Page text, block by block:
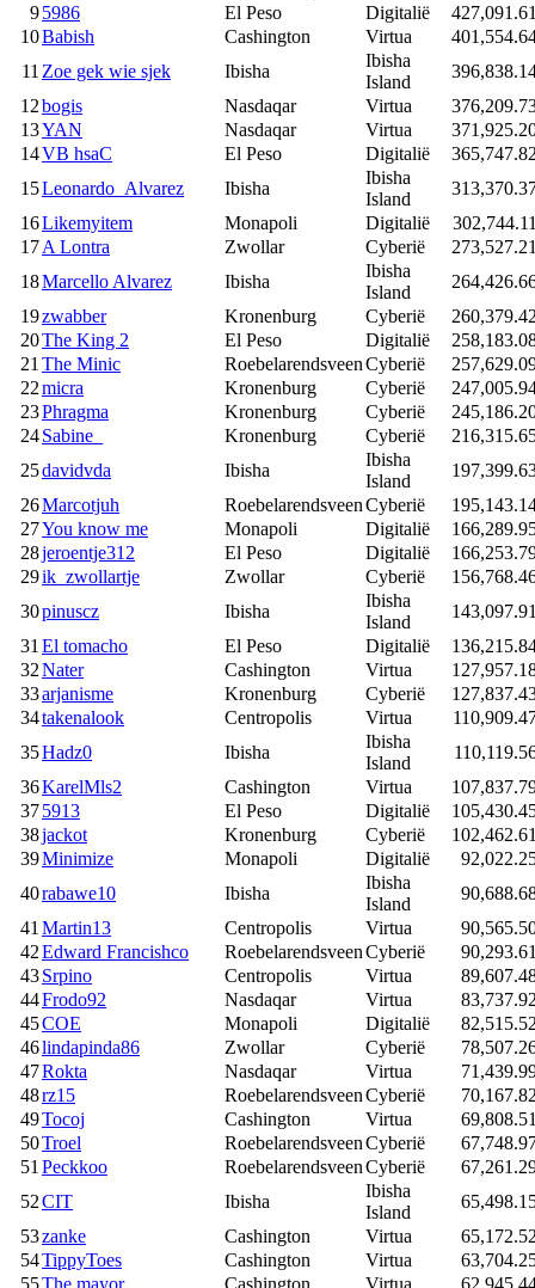
95986 El Peso Digitalië
10Babish Cashington Virtua
11 Zoe gek wie sjek Ibisha
Ibisha
Island
12bogis Nasdaqar Virtua
13YAN Nasdaqar Virtua
14VB hsaC El Peso Digitalië
15Leonardo_Alvarez Ibisha
Ibisha
Island
16Likemyitem Monapoli Digitalië
17A Lontra Zwollar Cyberië
18Marcello Alvarez Ibisha
Ibisha
Island
19zwabber Kronenburg Cyberië
20The King 2 El Peso Digitalië
21 The Minic RoebelarendsveenCyberië
22micra Kronenburg Cyberië
23Phragma Kronenburg Cyberië
24Sabine_ Kronenburg Cyberië
25davidvda Ibisha
Ibisha
Island
26Marcotjuh RoebelarendsveenCyberië
27You know me Monapoli Digitalië
28jeroentje312 El Peso Digitalië
29ik_zwollartje Zwollar Cyberië
30pinuscz Ibisha
Ibisha
Island
31 El tomacho El Peso Digitalië
32Nater Cashington Virtua
33arjanisme Kronenburg Cyberië
34takenalook Centropolis Virtua
35Hadz0 Ibisha
Ibisha
Island
36KarelMls2 Cashington Virtua
375913 El Peso Digitalië
38jackot Kronenburg Cyberië
39Minimize Monapoli Digitalië
40rabawe10 Ibisha
Ibisha
Island
41 Martin13 Centropolis Virtua
42Edward Francishco RoebelarendsveenCyberië
43Srpino Centropolis Virtua
44Frodo92 Nasdaqar Virtua
45COE Monapoli Digitalië
46lindapinda86 Zwollar Cyberië
47Rokta Nasdaqar Virtua
48rz15 RoebelarendsveenCyberië
49Tocoj Cashington Virtua
50Troel RoebelarendsveenCyberië
51 Peckkoo RoebelarendsveenCyberië
52CIT Ibisha
Ibisha
Island
53zanke Cashington Virtua
54TippyToes Cashington Virtua
55The mayor Cashington Virtua